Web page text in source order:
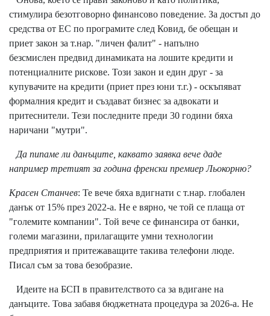
стимулира безотговорно финансово поведение. За достъп до
средства от ЕС по програмите след Ковид, бе обещан и
приет закон за т.нар. "личен фалит" - напълно
безсмислен предвид динамиката на лошите кредити и
потенциалните рискове. Този закон и един друг - за
купувачите на кредити (приет през юни т.г.) - оскъпяват
формалния кредит и създават бизнес за адвокати и
притеснители. Тези последните преди 30 години бяха
наричани "мутри".
Да пипаме ли данъците, каквато заявка вече даде
например третият за година френски премиер Льокорню?
Красен Станчев: Те вече бяха вдигнати с т.нар. глобален
данък от 15% през 2022-а. Не е вярно, че той се плаща от
"големите компании". Той вече се финансира от банки,
големи магазини, прилагащите умни технологии
предприятия и притежаващите такива телефони люде.
Писал съм за това безобразие.
Идеите на БСП в правителството са за вдигане на
данъците. Това забавя бюджетната процедура за 2026-а. Не